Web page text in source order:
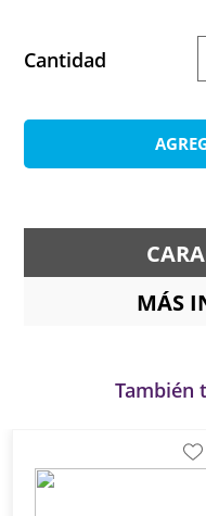
Cantidad
MÁS
También